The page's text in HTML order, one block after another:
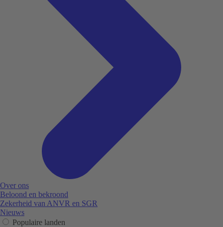
Over ons
Beloond en bekroond
Zekerheid van ANVR en SGR
Nieuws
Populaire landen